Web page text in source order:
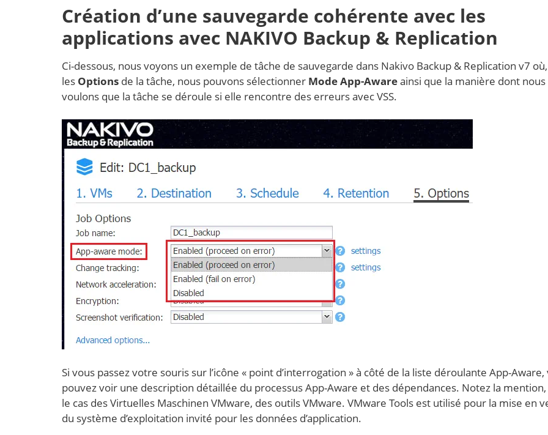
Création d’une sauvegarde cohérente avec les
applications avec NAKIVO Backup & Replication
Ci-dessous, nous voyons un exemple de tâche de sauvegarde dans Nakivo Backup & Replication v7
les Optionsde la tâche, nous pouvons sélectionner Mode App-Awareainsi que la manière dont nous
voulons que la tâche se déroule si elle rencontre des erreurs avec VSS.
Si vous passez votre souris sur l’icône « point d’interrogation » à côté de la liste déroulante App-Aware,
pouvez voir une description détaillée du processus App-Aware et des dépendances. Notez la mention,
le cas des Virtuelles Maschinen VMware, des outils VMware. VMware Tools est utilisé pour la mise en
du système d’exploitation invité pour les données d’application.